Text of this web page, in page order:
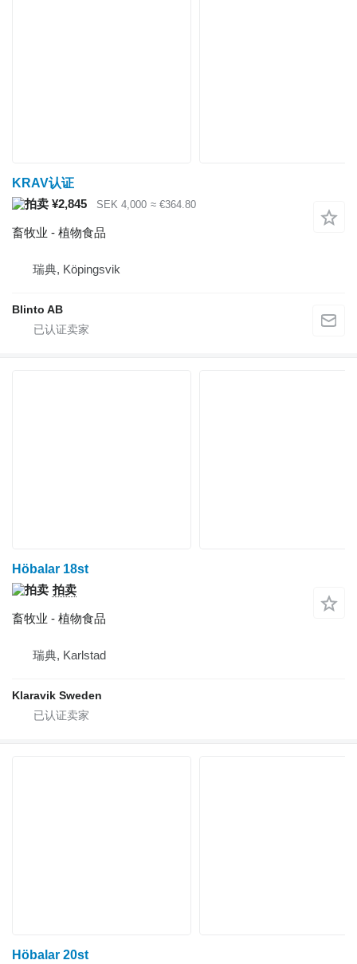
KRAV认证
¥2,845
SEK 4,000 ≈ €364.80
畜牧业 - 植物食品
瑞典, Köpingsvik
Blinto AB
Höbalar 18st
拍卖
畜牧业 - 植物食品
瑞典, Karlstad
Klaravik Sweden
Höbalar 20st